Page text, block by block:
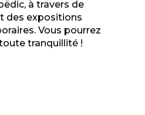
à travers de
des expositions
Vous pourrez
tranquillité !